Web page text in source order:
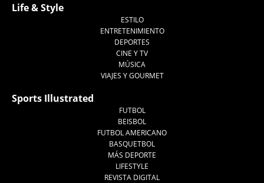
Life & Style
ESTILO
ENTRETENIMIENTO
DEPORTES
CINE Y TV
MÚSICA
VIAJES Y GOURMET
Sports Illustrated
FUTBOL
BEISBOL
FUTBOL AMERICANO
BASQUETBOL
MÁS DEPORTE
LIFESTYLE
REVISTA DIGITAL